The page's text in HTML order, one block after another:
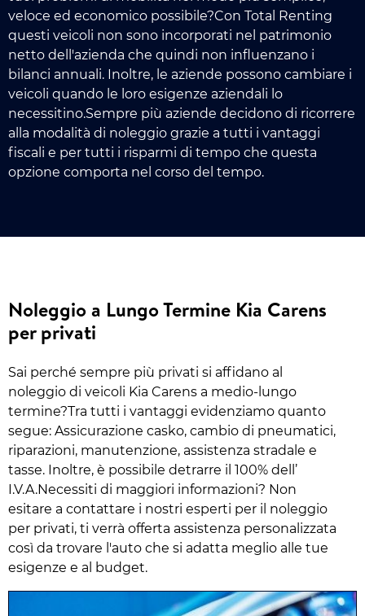
veloce ed economico possibile?Con Total Renting
questi veicoli non sono incorporati nel patrimonio
netto dell'azienda che quindi non influenzano i
bilanci annuali. Inoltre, le aziende possono cambiare i
veicoli quando le loro esigenze aziendali lo
necessitino.Sempre più aziende decidono di ricorrere
alla modalità di noleggio grazie a tutti i vantaggi
fiscali e per tutti i risparmi di tempo che questa
opzione comporta nel corso del tempo.
Noleggio a Lungo Termine Kia Carens
per privati
Sai perché sempre più privati si affidano al
noleggio di veicoli Kia Carens a medio-lungo
termine?Tra tutti i vantaggi evidenziamo quanto
segue: Assicurazione casko, cambio di pneumatici,
riparazioni, manutenzione, assistenza stradale e
tasse. Inoltre, è possibile detrarre il 100% dell’
I.V.A.Necessiti di maggiori informazioni? Non
esitare a contattare i nostri esperti per il noleggio
per privati, ti verrà offerta assistenza personalizzata
così da trovare l'auto che si adatta meglio alle tue
esigenze e al budget.